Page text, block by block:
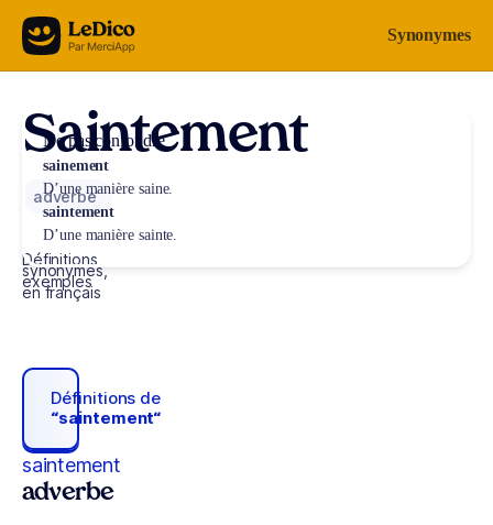
Aller au contenu Synonymes
Saintement
adverbe
Définitions,
synonymes,
exemples
en français
Définitions de
“saintement“
saintement
adverbe
Ne pas confondre
sainement
D’une manière saine.
saintement
D’une manière sainte.